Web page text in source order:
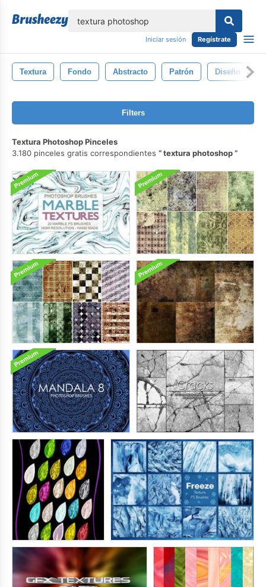
Iniciar sesión Regístrate
Textura Fondo Abstracto Patrón Diseño
Filters
Textura Photoshop Pinceles
3.180 pinceles gratis correspondientes
textura photoshop